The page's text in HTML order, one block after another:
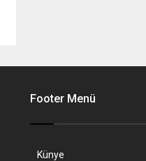
Footer Menü
Künye